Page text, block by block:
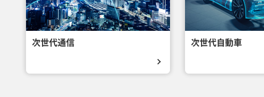
次世代通信 次世代自動車